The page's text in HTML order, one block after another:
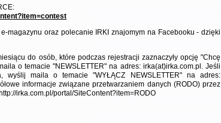
magazynu oraz polecanie IRKI znajomym na Facebooku - dzięki
do osób, które podczas rejestracji zaznaczyły opcję "Chcę
o temacie "NEWSLETTER" na adres: irka(at)irka.com.pl. Jeśli
wyślij maila o temacie "WYŁĄCZ NEWSLETTER" na adres:
informacje związane przetwarzaniem danych (RODO) przez
irka.com.pl/portal/SiteContent?item=RODO